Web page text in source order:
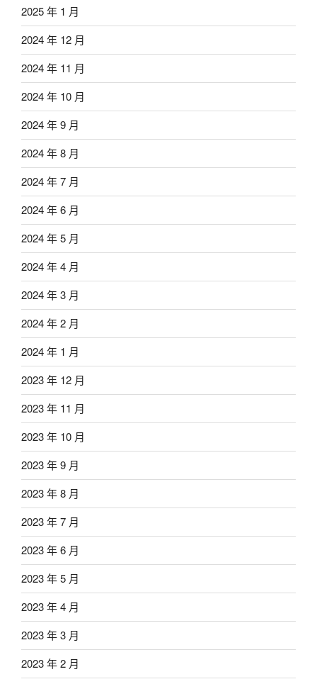
2025 年 1 月
2024 年 12 月
2024 年 11 月
2024 年 10 月
2024 年 9 月
2024 年 8 月
2024 年 7 月
2024 年 6 月
2024 年 5 月
2024 年 4 月
2024 年 3 月
2024 年 2 月
2024 年 1 月
2023 年 12 月
2023 年 11 月
2023 年 10 月
2023 年 9 月
2023 年 8 月
2023 年 7 月
2023 年 6 月
2023 年 5 月
2023 年 4 月
2023 年 3 月
2023 年 2 月